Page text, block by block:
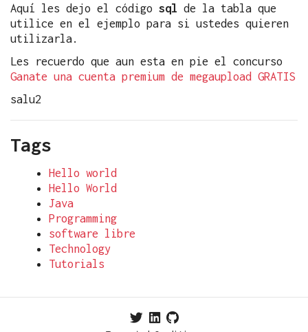
Aquí les dejo el código sql de la tabla que
utilice en el ejemplo para si ustedes quieren
utilizarla.
Les recuerdo que aun esta en pie el concurso
Ganate una cuenta premium de megaupload GRATIS
salu2
Tags
Hello world
Hello World
Java
Programming
software libre
Technology
Tutorials